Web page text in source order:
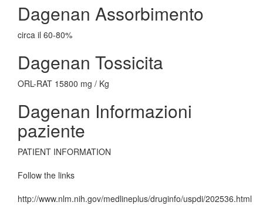
Dagenan Assorbimento
circa il 60-80%
Dagenan Tossicita
ORL-RAT 15800 mg / Kg
Dagenan Informazioni
paziente
PATIENT INFORMATION
Follow the links
http://www.nlm.nih.gov/medlineplus/druginfo/uspdi/202536.html